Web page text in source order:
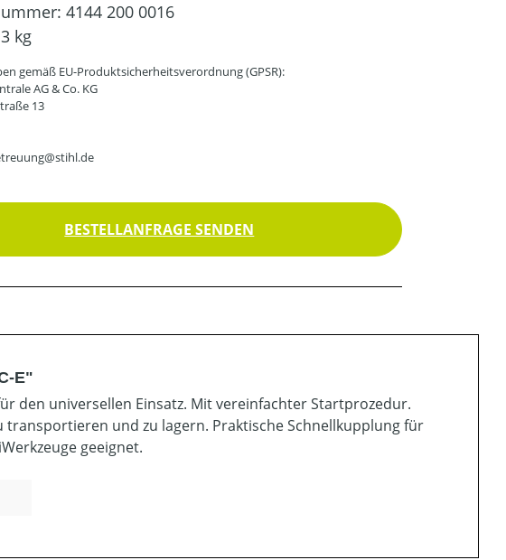
4144 200 0016
kg
gemäß EU-Produktsicherheitsverordnung (GPSR):
AG & Co. KG
13
BESTELLANFRAGE SENDEN
E"
den universellen Einsatz. Mit vereinfachter Startprozedur.
und zu lagern. Praktische Schnellkupplung für
geeignet.